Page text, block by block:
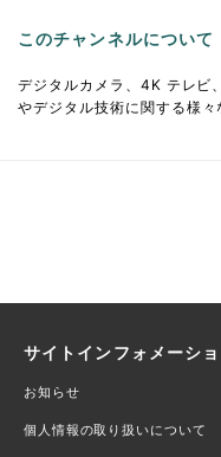
このチャンネルについて
デジタルカメラ、4K テレビ
やデジタル技術に関する様々
サイトインフォメーシ
お知らせ
個人情報の取り扱いについて